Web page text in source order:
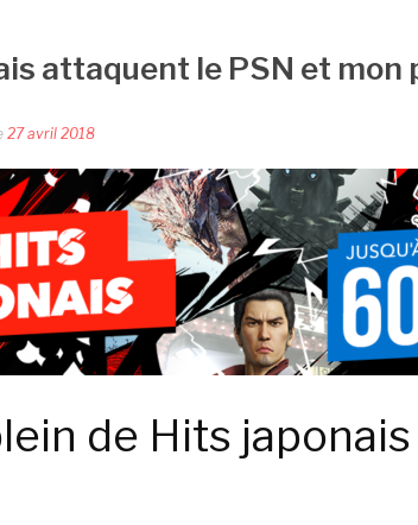
attaquent le PSN et
27 avril 2018
de Hits